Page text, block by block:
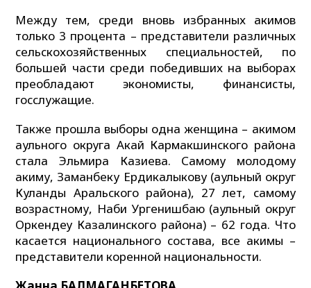
Между тем, среди вновь избранных акимов
только 3 процента – представители различных
сельскохозяйственных специальностей, по
большей части среди победивших на выборах
преобладают экономисты, финансисты,
госслужащие.
Также прошла выборы одна женщина – акимом
аульного округа Акай Кармакшинского района
стала Эльмира Казиева. Самому молодому
акиму, Заманбеку Ердикалыкову (аульный округ
Куланды Аральского района), 27 лет, самому
возрастному, Наби Ургенишбаю (аульный округ
Оркендеу Казалинского района) – 62 года. Что
касается национального состава, все акимы –
представители коренной национальности.